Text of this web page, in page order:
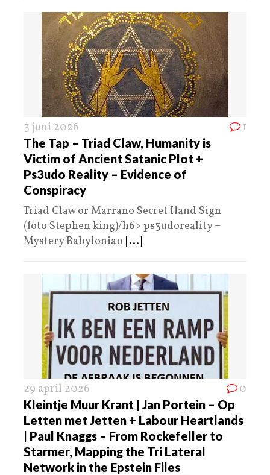
3 juni 2026 1
The Tap – Triad Claw, Humanity is
Victim of Ancient Satanic Plot +
Ps3udo Reality – Evidence of
Conspiracy
Triad Claw or Marrano Secret Hand Sign
(foto Stephen king)/h6> ps3udoreality –
Mystery Babylonian [...]
29 april 2026 0
Kleintje Muur Krant | Jan Portein – Op
Letten met Jetten + Labour Heartlands
| Paul Knaggs – From Rockefeller to
Starmer, Mapping the Tri Lateral
Network in the Epstein Files